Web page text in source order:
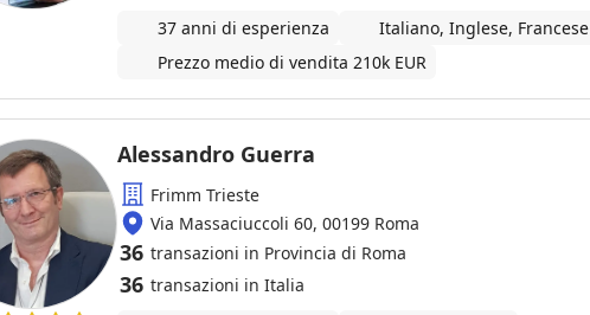
37 anni di esperienza
Italiano, Inglese, Francese
Prezzo medio di vendita 210k EUR
Alessandro Guerra
Frimm Trieste
Via Massaciuccoli 60, 00199 Roma
36 transazioni in Provincia di Roma
36 transazioni in Italia